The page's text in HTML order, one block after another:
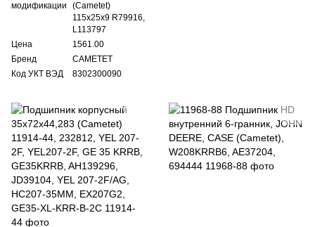
модификации
(Cametet)
115x25x9 R79916,
L113797
Цена
1561.00
Бренд
CAMETET
Код УКТ ВЭД
8302300090